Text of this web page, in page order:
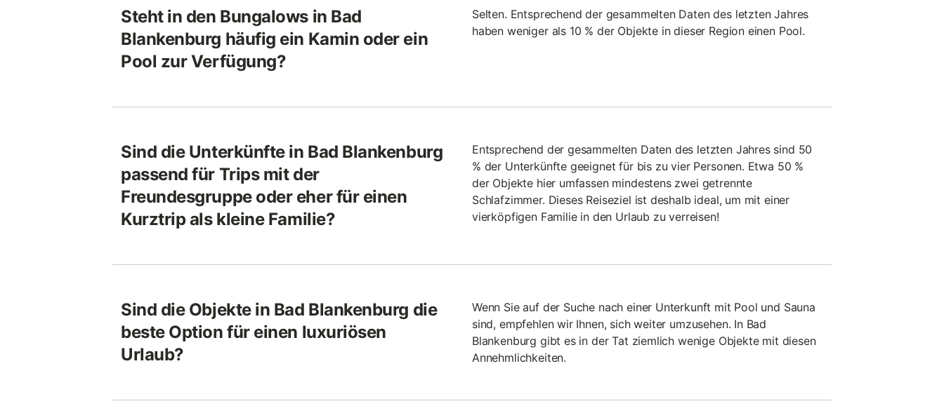
Steht in den Bungalows in Bad
Blankenburg häufig ein Kamin oder ein
Pool zur Verfügung?
Selten. Entsprechend der gesammelten Daten des letzten Jahres
haben weniger als 10 % der Objekte in dieser Region einen Pool.
Sind die Unterkünfte in Bad Blankenburg
passend für Trips mit der
Freundesgruppe oder eher für einen
Kurztrip als kleine Familie?
Entsprechend der gesammelten Daten des letzten Jahres sind 50
% der Unterkünfte geeignet für bis zu vier Personen. Etwa 50 %
der Objekte hier umfassen mindestens zwei getrennte
Schlafzimmer. Dieses Reiseziel ist deshalb ideal, um mit einer
vierköpfigen Familie in den Urlaub zu verreisen!
Sind die Objekte in Bad Blankenburg die
beste Option für einen luxuriösen
Urlaub?
Wenn Sie auf der Suche nach einer Unterkunft mit Pool und Sauna
sind, empfehlen wir Ihnen, sich weiter umzusehen. In Bad
Blankenburg gibt es in der Tat ziemlich wenige Objekte mit diesen
Annehmlichkeiten.